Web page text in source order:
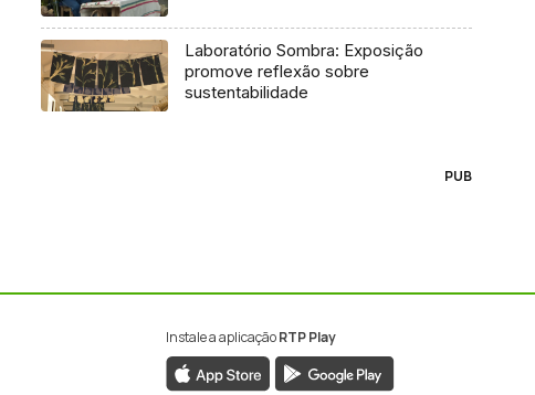
Laboratório Sombra: Exposição
promove reflexão sobre
sustentabilidade
PUB
Instale a aplicaçãoRTP Play